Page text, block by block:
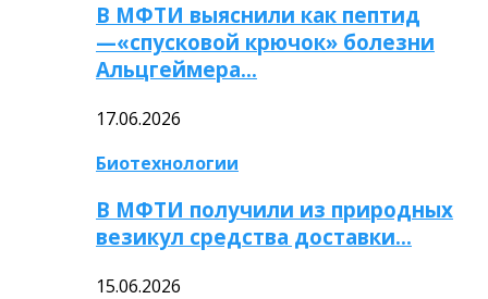
В МФТИ выяснили как пептид
—«спусковой крючок» болезни
Альцгеймера…
17.06.2026
Биотехнологии
В МФТИ получили из природных
везикул средства доставки…
15.06.2026